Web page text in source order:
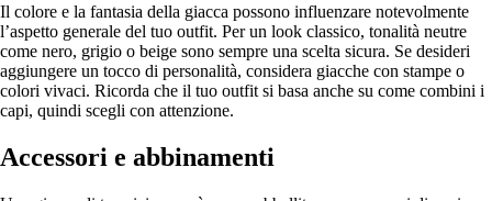
Il colore e la fantasia della giacca possono influenzare notevolmente
l’aspetto generale del tuo outfit. Per un look classico, tonalità neutre
come nero, grigio o beige sono sempre una scelta sicura. Se desideri
aggiungere un tocco di personalità, considera giacche con stampe o
colori vivaci. Ricorda che il tuo outfit si basa anche su come combini i
capi, quindi scegli con attenzione.
Accessori e abbinamenti